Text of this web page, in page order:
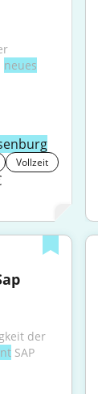
neues
Vollzeit
der
SAP